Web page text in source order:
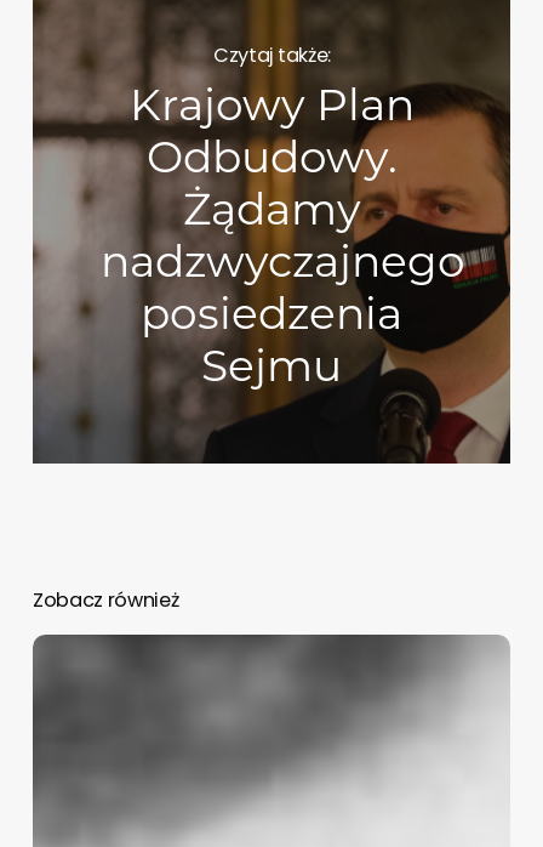
Czytaj także:
Krajowy Plan
Odbudowy.
Żądamy
nadzwyczajnego
posiedzenia
Sejmu
Zobacz również